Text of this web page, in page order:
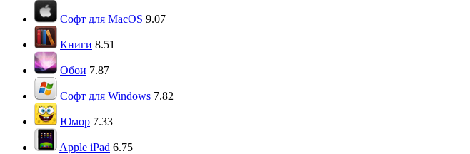
Софт для MacOS 9.07
Книги 8.51
Обои 7.87
Софт для Windows 7.82
Юмор 7.33
Apple iPad 6.75